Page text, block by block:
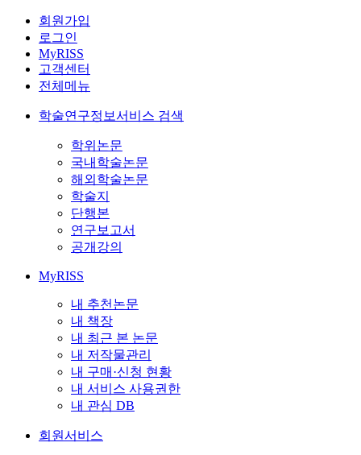
회원가입
로그인
MyRISS
고객센터
전체메뉴
학술연구정보서비스 검색
학위논문
국내학술논문
해외학술논문
학술지
단행본
연구보고서
공개강의
MyRISS
내 추천논문
내 책장
내 최근 본 논문
내 저작물관리
내 구매·신청 현황
내 서비스 사용권한
내 관심 DB
회원서비스